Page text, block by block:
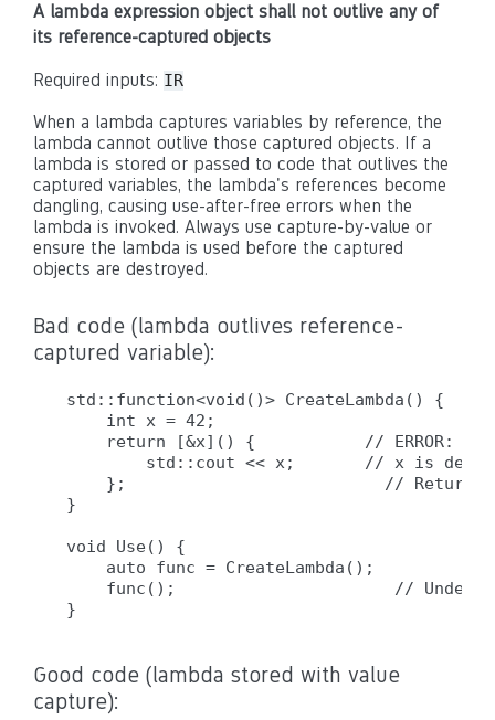
A lambda expression object shall not outlive any of
its reference-captured objects
Required inputs: IR
When a lambda captures variables by reference, the
lambda cannot outlive those captured objects. If a
lambda is stored or passed to code that outlives the
captured variables, the lambda's references become
dangling, causing use-after-free errors when the
lambda is invoked. Always use capture-by-value or
ensure the lambda is used before the captured
objects are destroyed.
Bad code (lambda outlives reference-
captured variable):
std::function<void()> CreateLambda() {
    int x = 42;
return [&x]() {           // ERROR:
std::cout << x;       // x is
};                          //
}
void Use() {
    auto func = CreateLambda();
func();                      //
Good code (lambda stored with value
capture):